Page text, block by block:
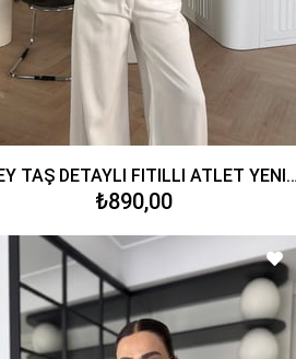
DİKEY TAŞ DETAYLI FİTİLLİ ATLET YENİ KAHVE
₺890,00